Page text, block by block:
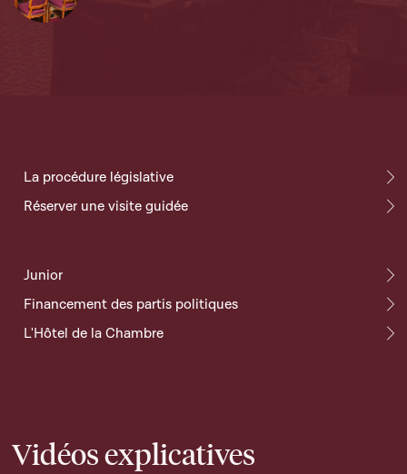
La procédure législative
Réserver une visite guidée
Junior
Financement des partis politiques
L'Hôtel de la Chambre
Vidéos explicatives